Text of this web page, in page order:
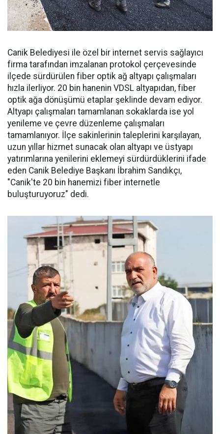
Canik Belediyesi ile özel bir internet servis sağlayıcı
firma tarafından imzalanan protokol çerçevesinde
ilçede sürdürülen fiber optik ağ altyapı çalışmaları
hızla ilerliyor. 20 bin hanenin VDSL altyapıdan, fiber
optik ağa dönüşümü etaplar şeklinde devam ediyor.
Altyapı çalışmaları tamamlanan sokaklarda ise yol
yenileme ve çevre düzenleme çalışmaları
tamamlanıyor. İlçe sakinlerinin taleplerini karşılayan,
uzun yıllar hizmet sunacak olan altyapı ve üstyapı
yatırımlarına yenilerini eklemeyi sürdürdüklerini ifade
eden Canik Belediye Başkanı İbrahim Sandıkçı,
"Canik'te 20 bin hanemizi fiber internetle
buluşturuyoruz" dedi.